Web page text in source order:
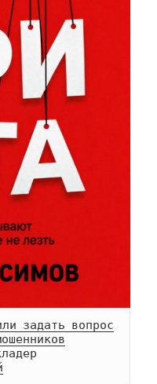
задать вопрос